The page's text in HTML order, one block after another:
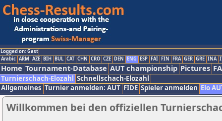
Logged on: Gast
Arabic ARM AZE BIH BUL CAT CHN CRO CZE DEN ENG ESP FAI FIN FRA GER GRE INA
Home Tournament-Database AUT championship Pictures
Turnierschach-Elozahl Schnellschach-Elozahl
Allgemeines Turnier anmelden: AUT FIDE Spieler anmelden Elo
Willkommen bei den offiziellen